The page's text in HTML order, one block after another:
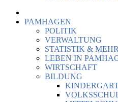
PAMHAGEN
POLITIK
VERWALTUNG
STATISTIK & MEHR
LEBEN IN
WIRTSCHAFT
BILDUNG